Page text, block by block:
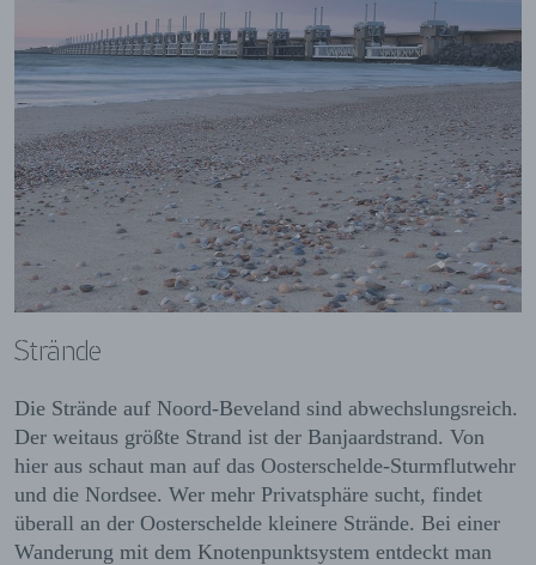
Strände
Die Strände auf Noord-Beveland sind abwechslungsreich.
Der weitaus größte Strand ist der Banjaardstrand. Von
hier aus schaut man auf das Oosterschelde-Sturmflutwehr
und die Nordsee. Wer mehr Privatsphäre sucht, findet
überall an der Oosterschelde kleinere Strände. Bei einer
Wanderung mit dem Knotenpunktsystem entdeckt man